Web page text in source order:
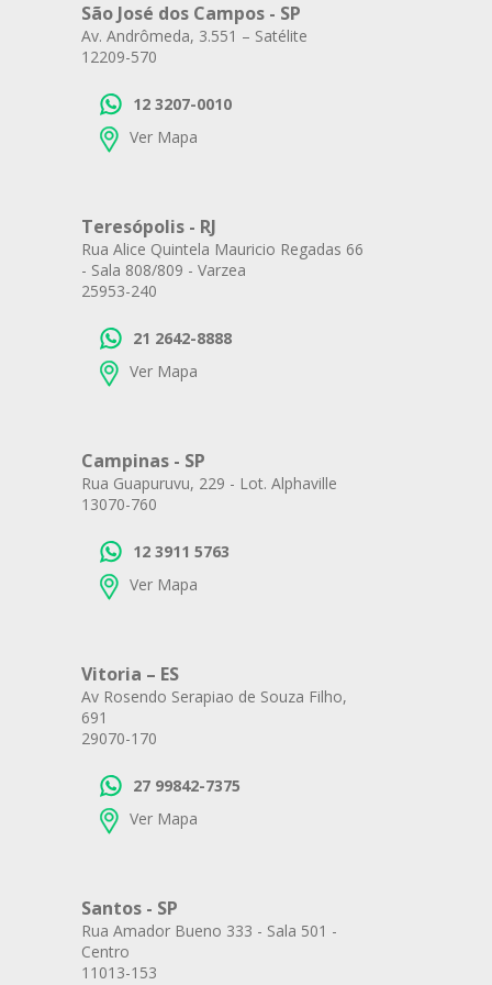
São José dos Campos - SP
Av. Andrômeda, 3.551 – Satélite
12209-570
12 3207-0010
Ver Mapa
Teresópolis - RJ
Rua Alice Quintela Mauricio Regadas 66
- Sala 808/809 - Varzea
25953-240
21 2642-8888
Ver Mapa
Campinas - SP
Rua Guapuruvu, 229 - Lot. Alphaville
13070-760
12 3911 5763
Ver Mapa
Vitoria – ES
Av Rosendo Serapiao de Souza Filho,
691
29070-170
27 99842-7375
Ver Mapa
Santos - SP
Rua Amador Bueno 333 - Sala 501 -
Centro
11013-153